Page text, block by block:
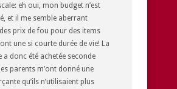
eh oui, mon budget n’est
et il me semble aberrant
prix de fou pour des items
une si courte durée de vie! La
a donc été achetée seconde
parents m’ont donné une
qu’ils n’utilisaient plus